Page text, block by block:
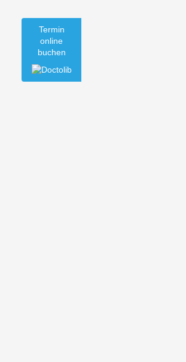
Termin
online
buchen